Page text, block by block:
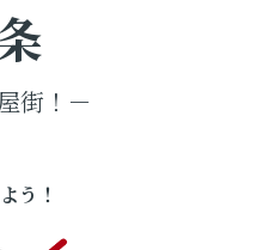
街！－
う！